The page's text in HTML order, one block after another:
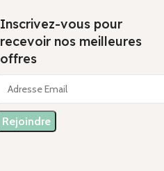
Inscrivez-vous pour
recevoir nos meilleures
offres